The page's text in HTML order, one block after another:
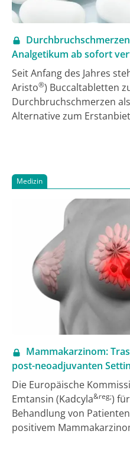
Analgetikum ab sofort
Seit Anfang des Jahres
Aristo®) Buccaltabletten
Durchbruchschmerzen
Alternative zum
erwachsene
Tumorschmerzen
Durchbruchschmerzen
Buccaltabletten sind in
200 μg jeweils in der
erhältlich. In den
μg ist es in der
01.01.2020 bestehen
zahlreichen
Medizin
Mammakarzinom:
post-neoadjuvanten
Die Europäische
Emtansin (Kadcyla&reg;)
Behandlung von
positivem
pathologische